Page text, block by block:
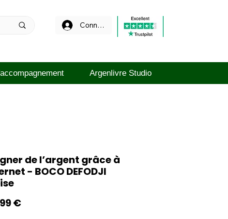
Connexion
Argenlivre Studio
de l’argent grâce à
- BOCO DEFODJI
€Prix